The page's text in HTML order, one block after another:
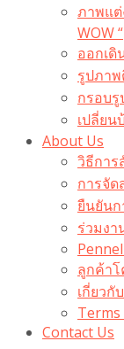
ภาพแต่
WOW “
ออกเดิ
รูปภา
กรอบ
เปลี่ย
About Us
วิธีการ
การจัด
ยืนยันก
ร่วมงา
ลูกค้าโ
เกี่ยวกั
Contact Us